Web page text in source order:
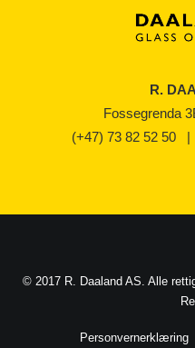
R.
Fossegrenda
(+47) 73 82 52 50 |
© 2017 R. Daaland AS. Alle
Personvernerklæring